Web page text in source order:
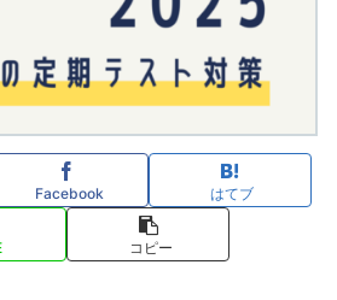
Facebook はてブ
コピー